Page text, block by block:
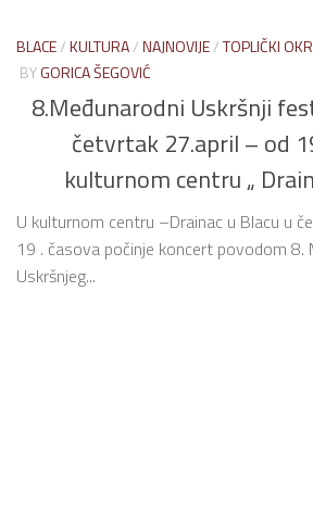
BLACE/KULTURA/NAJNOVIJE/TOPLIČKI
BYGORICA ŠEGOVIĆ
8.Međunarodni Uskršnji
četvrtak 27.april – od
kulturnom centru „
U kulturnom centru –Drainac u Blacu u
19 . časova počinje koncert povodom 8.
Uskršnjeg...